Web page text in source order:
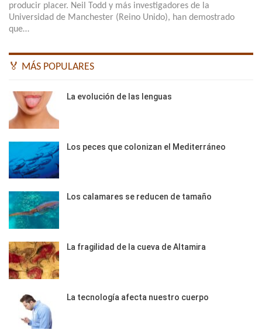
producir placer. Neil Todd y más investigadores de la
Universidad de Manchester (Reino Unido), han demostrado
que…
🏅 MÁS POPULARES
La evolución de las lenguas
Los peces que colonizan el Mediterráneo
Los calamares se reducen de tamaño
La fragilidad de la cueva de Altamira
La tecnología afecta nuestro cuerpo